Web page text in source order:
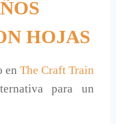
HOJAS
en The Craft Train
para un